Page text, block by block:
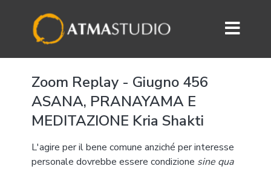
Zoom Replay - Giugno 456
ASANA, PRANAYAMA E
MEDITAZIONE Kria Shakti
L'agire per il bene comune anziché per interesse
personale dovrebbe essere condizione sine qua